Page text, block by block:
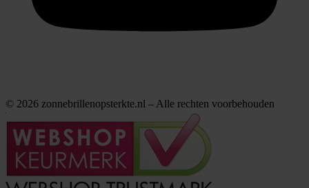
© 2026 zonnebrillenopsterkte.nl – Alle rechten voorbehouden